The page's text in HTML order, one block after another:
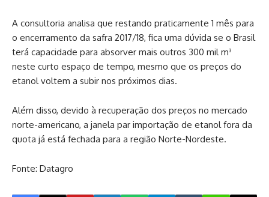
A consultoria analisa que restando praticamente 1 mês para
o encerramento da safra 2017/18, fica uma dúvida se o Brasil
terá capacidade para absorver mais outros 300 mil m³
neste curto espaço de tempo, mesmo que os preços do
etanol voltem a subir nos próximos dias.
Além disso, devido à recuperação dos preços no mercado
norte-americano, a janela par importação de etanol fora da
quota já está fechada para a região Norte-Nordeste.
Fonte: Datagro